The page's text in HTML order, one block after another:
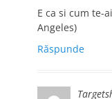
E ca si cum te-
Angeles)
Răspunde